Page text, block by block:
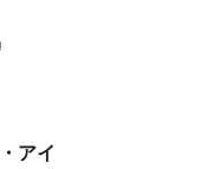
アイ